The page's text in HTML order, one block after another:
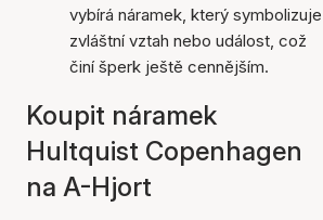
vybírá náramek, který symbolizuje
zvláštní vztah nebo událost, což
činí šperk ještě cennějším.
Koupit náramek
Hultquist Copenhagen
na A-Hjort